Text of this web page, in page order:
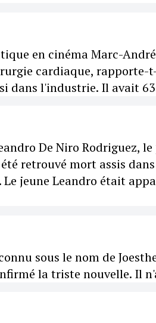
en cinéma Marc-
cardiaque, rapporte-
dans l'industrie. Il avait
De Niro Rodriguez,
retrouvé mort assis
jeune Leandro était
sous le nom de
la triste nouvelle. Il